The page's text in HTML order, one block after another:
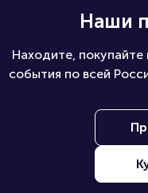
Наши
Находите,
события по всей